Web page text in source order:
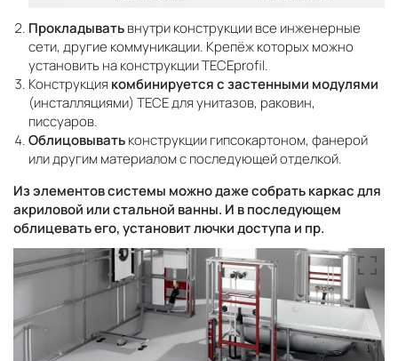
Прокладыватьвнутри конструкции все инженерные
сети, другие коммуникации. Крепёж которых можно
установить на конструкции TECEprofil.
Конструкция комбинируется с застенными модулями
(инсталляциями) TECE для унитазов, раковин,
писсуаров.
Облицовыватьконструкции гипсокартоном, фанерой
или другим материалом с последующей отделкой.
Из элементов системы можно даже собрать каркас для
акриловой или стальной ванны. И в последующем
облицевать его, установит лючки доступа и пр.